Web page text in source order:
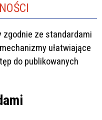
zgodnie ze standardami
ułatwiające
do publikowanych